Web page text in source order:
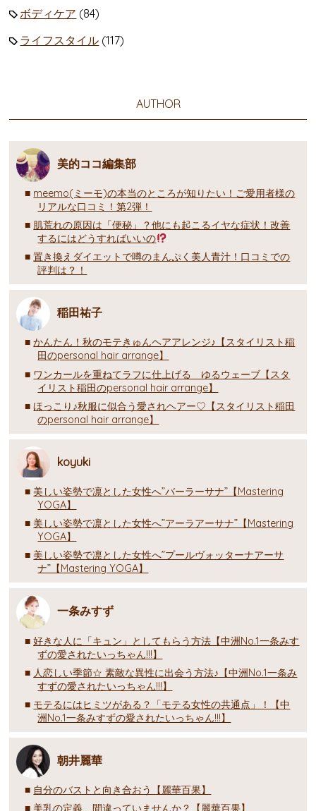
ボディケア (84)
ライフスタイル (117)
AUTHOR
美的ココ編集部
meemo(ミーモ)の本当のところが知りたい！ご愛用者様の
リアルな口コミ！第2弾！
肌荒れの原因は「便秘」？他にも起こるイヤな症状！改善
するにはどうすればいいの
置き換えダイエットで噂のまんぷく美人青汁！口コミでの
評判は？！
稲田祐子
かんたん！秋のモテきゅんヘアアレンジ♪【スタイリスト稲
田のpersonal hair arrange】
ワンカールを重ねてラフに仕上げる ゆるウェーブ【スタ
イリスト稲田のpersonal hair arrange】
ほっこり♪秋服に似合う愛されヘアー♡【スタイリスト稲田
のpersonal hair arrange】
koyuki
美しい姿勢で凛とした女性へ”バーラーサナ”【Mastering
YOGA】
美しい姿勢で凛とした女性へ”アーラアーサナ”【Mastering
YOGA】
美しい姿勢で凛とした女性へ”プールヴォッターナアーサ
ナ”【Mastering YOGA】
一条みすず
好きな人に「キュン」としてもらう方法【中洲No.1一条みす
ずの愛されたいっちゃん!!!】
人恋しい季節☆ 素敵な異性に出会う方法♪【中洲No.1一条み
すずの愛されたいっちゃん!!!】
モテるにはヒミツがある？「モテる女性の共通点」！【中
洲No.1一条みすずの愛されたいっちゃん!!!】
朝井麗華
自分のバストと向き合おう【麗華百果】
美乳の定義、間違っていませんか？【麗華百果】